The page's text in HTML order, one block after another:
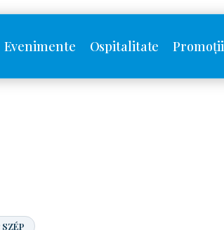
Evenimente Ospitalitate Promoții